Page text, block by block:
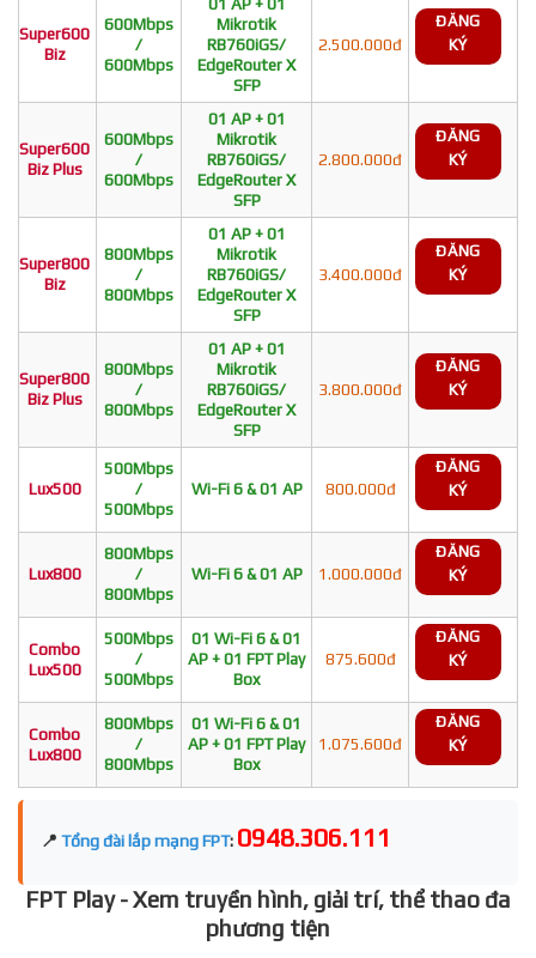
Super600
Biz
600Mbps
/
600Mbps
Mikrotik
RB760iGS/
EdgeRouter X
SFP
2.500.000đ
ĐĂNG
KÝ
Super600
Biz Plus
600Mbps
/
600Mbps
01 AP + 01
Mikrotik
RB760iGS/
EdgeRouter X
SFP
2.800.000đ
ĐĂNG
KÝ
Super800
Biz
800Mbps
/
800Mbps
01 AP + 01
Mikrotik
RB760iGS/
EdgeRouter X
SFP
3.400.000đ
ĐĂNG
KÝ
Super800
Biz Plus
800Mbps
/
800Mbps
01 AP + 01
Mikrotik
RB760iGS/
EdgeRouter X
SFP
3.800.000đ
ĐĂNG
KÝ
Lux500
500Mbps
/
500Mbps
Wi-Fi 6 & 01 AP 800.000đ
ĐĂNG
KÝ
Lux800
800Mbps
/
800Mbps
Wi-Fi 6 & 01 AP 1.000.000đ
ĐĂNG
KÝ
Combo
Lux500
500Mbps
/
500Mbps
01 Wi-Fi 6 & 01
AP + 01 FPT Play
Box
875.600đ
ĐĂNG
KÝ
Combo
Lux800
800Mbps
/
800Mbps
01 Wi-Fi 6 & 01
AP + 01 FPT Play
Box
1.075.600đ
ĐĂNG
KÝ
📍 Tổng đài lắp mạng FPT: 0948.306.111
FPT Play - Xem truyền hình, giải trí, thể thao đa
phương tiện